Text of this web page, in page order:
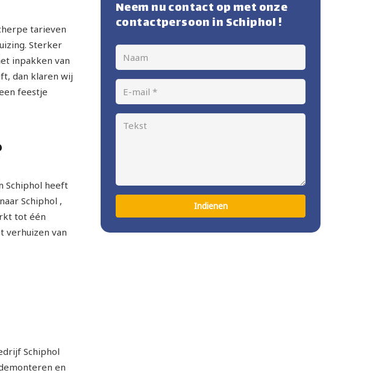
tarieven
Sterker
inpakken van
dan klaren wij
feestje
Schiphol heeft
Schiphol ,
tot één
verhuizen van
Schiphol
en
Neem nu contact op met onze
contactpersoon in Schiphol !
Indienen